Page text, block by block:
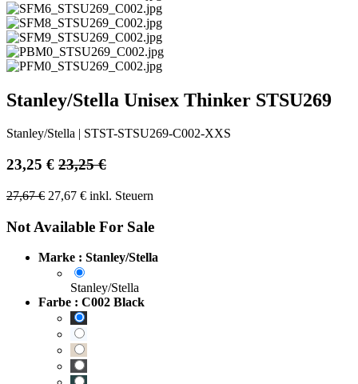
Stanley/Stella Unisex Thinker STSU269
Stanley/Stella STST-STSU269-C002-XXS
23,25 € 23,25€
27,67€ 27,67 € inkl. Steuern
Not Available For Sale
Marke : Stanley/Stella
Stanley/Stella
Farbe : C002 Black